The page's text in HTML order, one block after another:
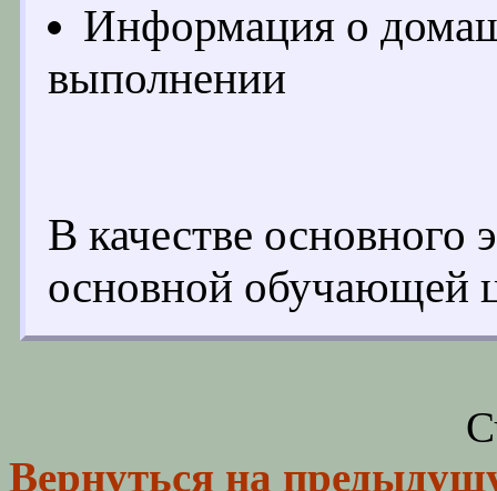
Информация о
выполнении
В качестве основного
основной обучающей
Вернуться на